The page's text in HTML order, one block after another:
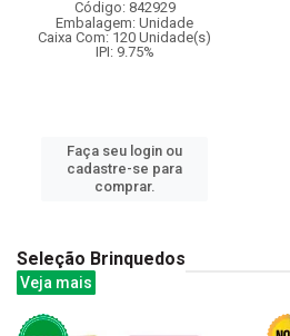
Código: 842929
Embalagem: Unidade
Caixa Com: 120 Unidade(s)
IPI: 9.75%
Faça seu login ou
cadastre-se para
comprar.
Seleção Brinquedos
Veja mais